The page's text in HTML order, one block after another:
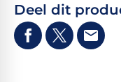
Deel dit